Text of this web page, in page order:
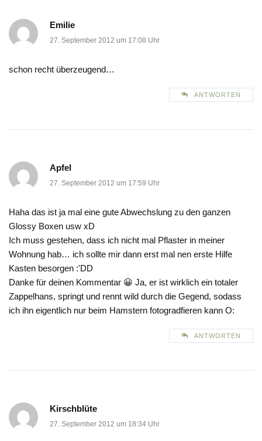
Emilie
27. September 2012 um 17:08 Uhr
schon recht überzeugend…
ANTWORTEN
Apfel
27. September 2012 um 17:59 Uhr
Haha das ist ja mal eine gute Abwechslung zu den ganzen
Glossy Boxen usw xD
Ich muss gestehen, dass ich nicht mal Pflaster in meiner
Wohnung hab… ich sollte mir dann erst mal nen erste Hilfe
Kasten besorgen :'DD
Danke für deinen Kommentar 😀 Ja, er ist wirklich ein totaler
Zappelhans, springt und rennt wild durch die Gegend, sodass
ich ihn eigentlich nur beim Hamstern fotogradfieren kann O:
ANTWORTEN
Kirschblüte
27. September 2012 um 18:34 Uhr